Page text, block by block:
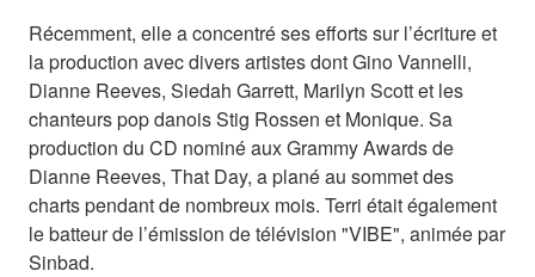
Récemment, elle a concentré ses efforts sur l’écriture et
la production avec divers artistes dont Gino Vannelli,
Dianne Reeves, Siedah Garrett, Marilyn Scott et les
chanteurs pop danois Stig Rossen et Monique. Sa
production du CD nominé aux Grammy Awards de
Dianne Reeves, That Day, a plané au sommet des
charts pendant de nombreux mois. Terri était également
le batteur de l’émission de télévision "VIBE", animée par
Sinbad.